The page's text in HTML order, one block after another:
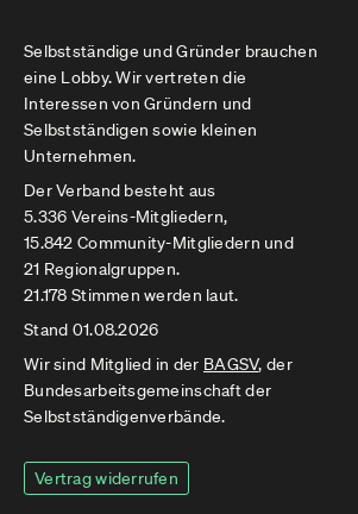
Selbstständige und Gründer brauchen
eine Lobby. Wir vertreten die
Interessen von Gründern und
Selbstständigen sowie kleinen
Unternehmen.
Der Verband besteht aus
5.336 Vereins-Mitgliedern,
15.842 Community-Mitgliedern und
21 Regionalgruppen.
21.178 Stimmen werden laut.
Stand 01.08.2026
Wir sind Mitglied in der BAGSV, der
Bundesarbeitsgemeinschaft der
Selbstständigenverbände.
Vertrag widerrufen